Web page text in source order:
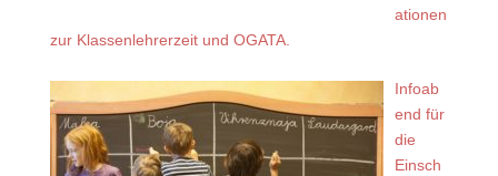
ationen
zur Klassenlehrerzeit und OGATA.
Infoab
end für
die
Einsch